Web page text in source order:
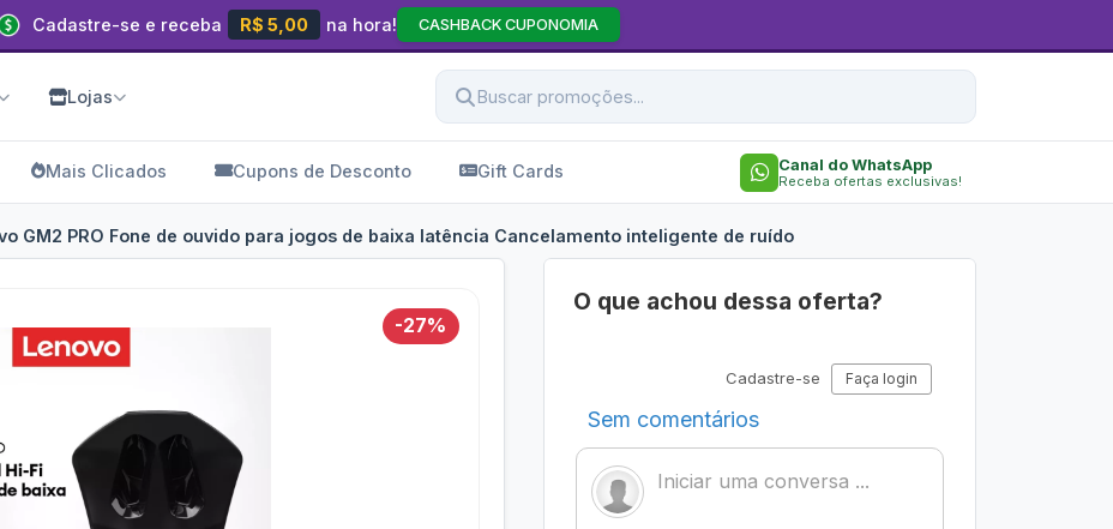
Cadastre-se e receba R$ 5,00 na hora! CASHBACK CUPONOMIA
Lojas
Mais Clicados Cupons de Desconto Gift Cards Canal do WhatsApp
Receba ofertas exclusivas!
GM2 PRO Fone de ouvido para jogos de baixa latência Cancelamento inteligente de ruído
-27%
O que achou dessa oferta?